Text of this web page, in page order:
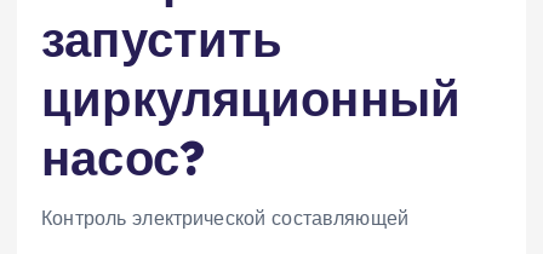
запустить
циркуляционный
насос?
Контроль электрической составляющей